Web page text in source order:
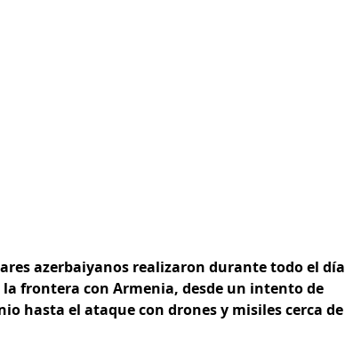
azerbaiyanos realizaron durante todo el día
frontera con Armenia, desde un intento de
hasta el ataque con drones y misiles cerca de